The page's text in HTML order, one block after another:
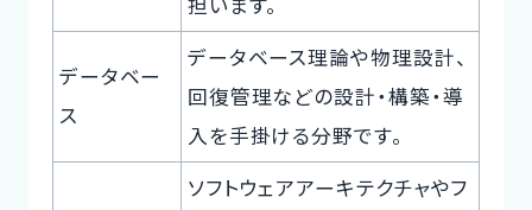
データベー
ス
データベース理論や物理設計、
回復管理などの設計・構築・導
入を手掛ける分野です。
ソフトウェアアーキテクチャやフ